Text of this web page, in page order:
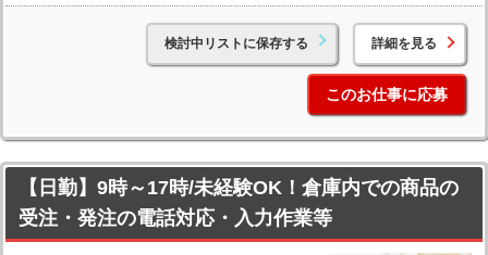
検討中リストに保存する 詳細を見る
このお仕事に応募
【日勤】9時～17時/未経験OK！倉庫内での商品の
受注・発注の電話対応・入力作業等